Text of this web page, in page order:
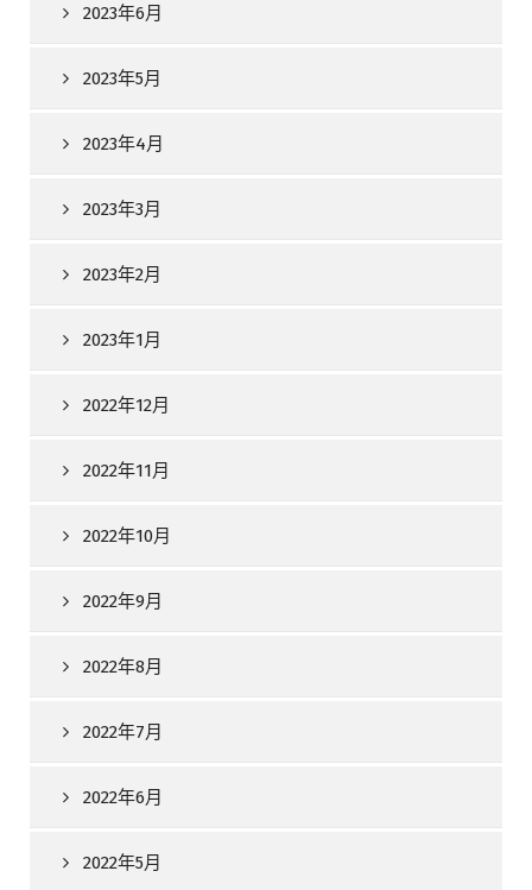
2023年6月
2023年5月
2023年4月
2023年3月
2023年2月
2023年1月
2022年12月
2022年11月
2022年10月
2022年9月
2022年8月
2022年7月
2022年6月
2022年5月